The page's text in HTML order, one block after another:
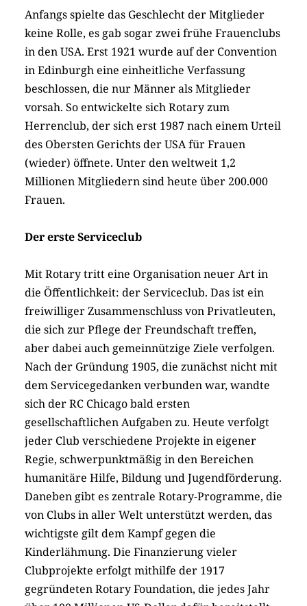
Anfangs spielte das Geschlecht der Mitglieder
keine Rolle, es gab sogar zwei frühe Frauenclubs
in den USA. Erst 1921 wurde auf der Convention
in Edinburgh eine einheitliche Verfassung
beschlossen, die nur Männer als Mitglieder
vorsah. So entwickelte sich Rotary zum
Herrenclub, der sich erst 1987 nach einem Urteil
des Obersten Gerichts der USA für Frauen
(wieder) öffnete. Unter den weltweit 1,2
Millionen Mitgliedern sind heute über 200.000
Frauen.
Der erste Serviceclub
Mit Rotary tritt eine Organisation neuer Art in
die Öffentlichkeit: der Serviceclub. Das ist ein
freiwilliger Zusammenschluss von Privatleuten,
die sich zur Pflege der Freundschaft treffen,
aber dabei auch gemeinnützige Ziele verfolgen.
Nach der Gründung 1905, die zunächst nicht mit
dem Servicegedanken verbunden war, wandte
sich der RC Chicago bald ersten
gesellschaftlichen Aufgaben zu. Heute verfolgt
jeder Club verschiedene Projekte in eigener
Regie, schwerpunktmäßig in den Bereichen
humanitäre Hilfe, Bildung und Jugendförderung.
Daneben gibt es zentrale Rotary-Programme, die
von Clubs in aller Welt unterstützt werden, das
wichtigste gilt dem Kampf gegen die
Kinderlähmung. Die Finanzierung vieler
Clubprojekte erfolgt mithilfe der 1917
gegründeten Rotary Foundation, die jedes Jahr